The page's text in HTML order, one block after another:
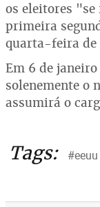
os eleitores "se
primeira
quarta-feira de
Em 6 de janeiro
solenemente o
assumirá o
Tags: